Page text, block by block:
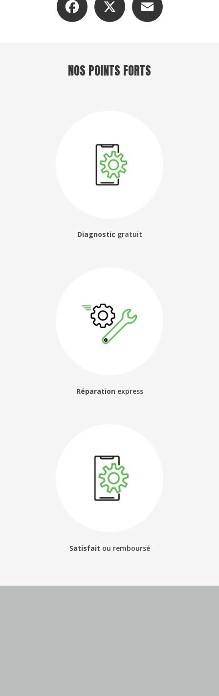
NOS POINTS FORTS
Diagnostic gratuit
Réparation express
Satisfait ou remboursé